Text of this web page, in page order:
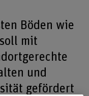
Böden wie
mit
und
gefördert